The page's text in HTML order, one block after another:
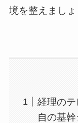
境を整えましょ
経理の
自の基